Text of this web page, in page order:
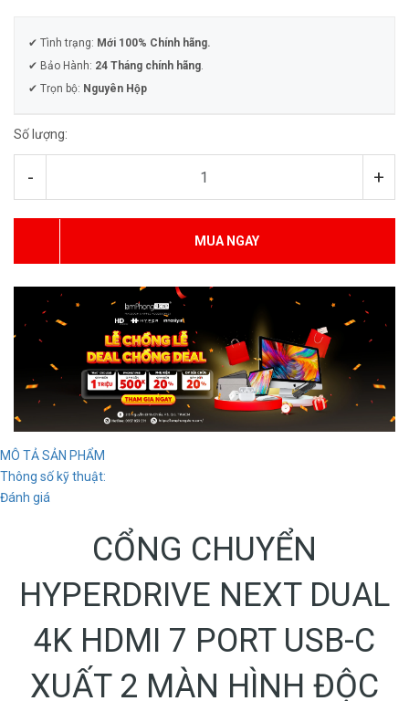
✔ Tình trạng: Mới 100% Chính hãng.
✔ Bảo Hành: 24 Tháng chính hãng.
✔ Trọn bộ: Nguyên Hộp
Số lượng:
- +
MUA NGAY
MÔ TẢ SẢN PHẨM
Thông số kỹ thuật:
Đánh giá
CỔNG CHUYỂN
HYPERDRIVE NEXT DUAL
4K HDMI 7 PORT USB-C
XUẤT 2 MÀN HÌNH ĐỘC